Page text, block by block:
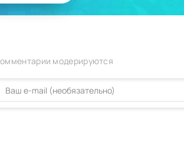
модерируются